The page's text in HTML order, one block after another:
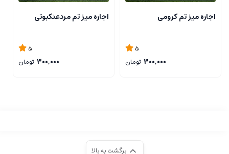
اجاره میز تم کرومی
5
300,000 تومان
اجاره میز تم مردعنکبوتی
5
300,000 تومان
برگشت به بالا